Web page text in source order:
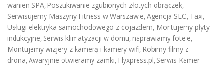
wanien SPA, Poszukiwanie zgubionych złotych obrączek,
Serwisujemy Maszyny Fitness w Warszawie, Agencja SEO, Taxi,
Usługi elektryka samochodowego z dojazdem, Montujemy płyty
indukcyjne, Serwis klimatyzacji w domu, naprawiamy fotele,
Montujemy wizjery z kamerą i kamery wifi, Robimy filmy z
drona, Awaryjnie otwieramy zamki, Flyxpress.pl, Serwis Kamer